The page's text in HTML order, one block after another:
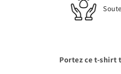
Portez ce t-shirt